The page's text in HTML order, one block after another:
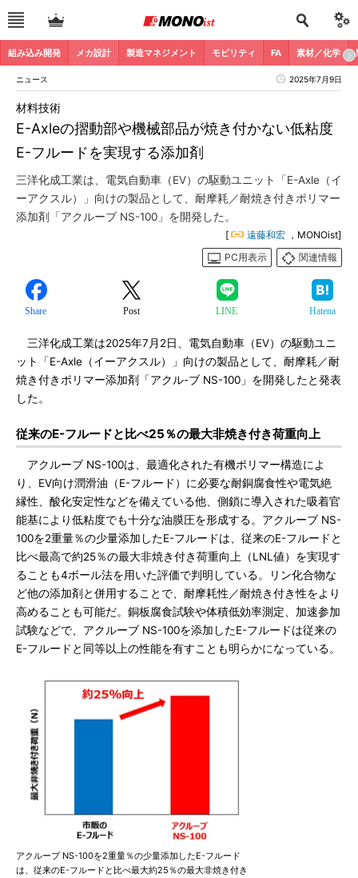
組み込み開発 メカ設計 製造マネジメント モビリティ FA 素材／化学
ニュース 2025年7月9日
E-Axleの摺動部や機械部品が焼き付かない低粘度
E-フルードを実現する添加剤
材料技術
三洋化成工業は、電気自動車（EV）の駆動ユニット「E-Axle（イ
ーアクスル）」向けの製品として、耐摩耗／耐焼き付きポリマー
添加剤「アクルーブ NS-100」を開発した。
[ 遠藤和宏 ，MONOist]
PC用表示
関連情報
Share Post LINE Hatena
三洋化成工業は2025年7月2日、電気自動車（EV）の駆動ユニ
ット「E-Axle（イーアクスル）」向けの製品として、耐摩耗／耐
焼き付きポリマー添加剤「アクル-ブ NS-100」を開発したと発表
した。
従来のE-フルードと比べ25％の最大非焼き付き荷重向上
アクルーブ NS-100は、最適化された有機ポリマー構造によ
り、EV向け潤滑油（E-フルード）に必要な耐銅腐食性や電気絶
縁性、酸化安定性などを備えている他、側鎖に導入された吸着官
能基により低粘度でも十分な油膜圧を形成する。アクルーブ NS-
100を2重量％の少量添加したE-フルードは、従来のE-フルードと
比べ最高で約25％の最大非焼き付き荷重向上（LNL値）を実現す
ることも4ボール法を用いた評価で判明している。リン化合物な
ど他の添加剤と併用することで、耐摩耗性／耐焼き付き性をより
高めることも可能だ。銅板腐食試験や体積低効率測定、加速参加
試験などで、アクルーブ NS-100を添加したE-フルードは従来の
E-フルードと同等以上の性能を有すことも明らかになっている。
アクルーブ NS-100を2重量％の少量添加したE-フルード
は、従来のE-フルードと比べ最大約25％の最大非焼き付き